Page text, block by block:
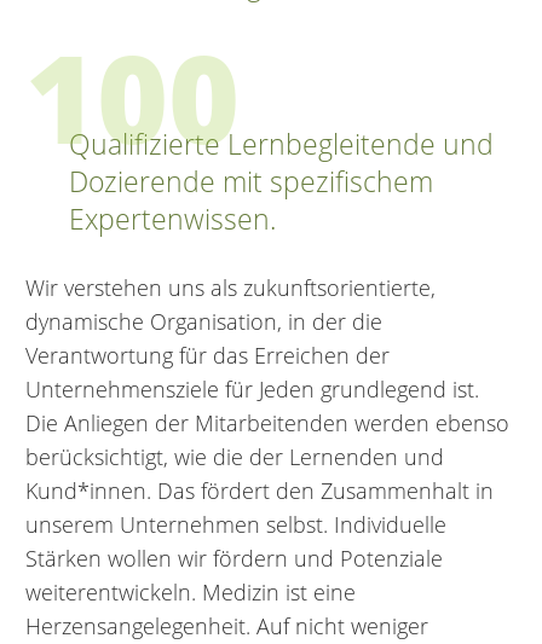
100
Qualifizierte Lernbegleitende und
Dozierende mit spezifischem
Expertenwissen.
Wir verstehen uns als zukunftsorientierte,
dynamische Organisation, in der die
Verantwortung für das Erreichen der
Unternehmensziele für Jeden grundlegend ist.
Die Anliegen der Mitarbeitenden werden ebenso
berücksichtigt, wie die der Lernenden und
Kund*innen. Das fördert den Zusammenhalt in
unserem Unternehmen selbst. Individuelle
Stärken wollen wir fördern und Potenziale
weiterentwickeln. Medizin ist eine
Herzensangelegenheit. Auf nicht weniger